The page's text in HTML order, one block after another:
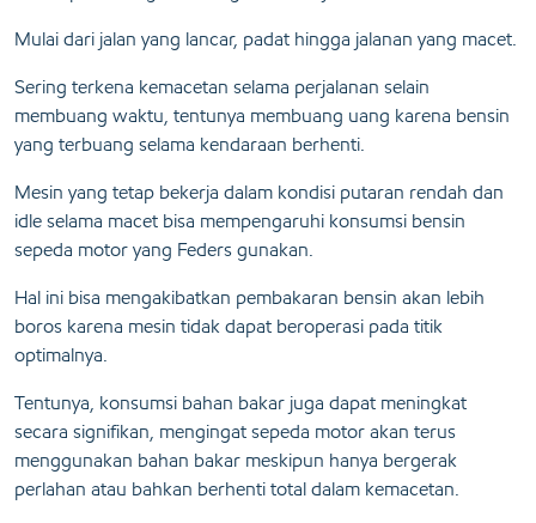
Mulai dari jalan yang lancar, padat hingga jalanan yang macet.
Sering terkena kemacetan selama perjalanan selain
membuang waktu, tentunya membuang uang karena bensin
yang terbuang selama kendaraan berhenti.
Mesin yang tetap bekerja dalam kondisi putaran rendah dan
idle selama macet bisa mempengaruhi konsumsi bensin
sepeda motor yang Feders gunakan.
Hal ini bisa mengakibatkan pembakaran bensin akan lebih
boros karena mesin tidak dapat beroperasi pada titik
optimalnya.
Tentunya, konsumsi bahan bakar juga dapat meningkat
secara signifikan, mengingat sepeda motor akan terus
menggunakan bahan bakar meskipun hanya bergerak
perlahan atau bahkan berhenti total dalam kemacetan.